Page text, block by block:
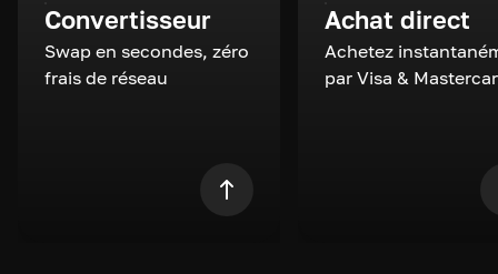
Convertisseur
Swap en secondes, zéro
frais de réseau
Achat direct
Achetez
par Visa &